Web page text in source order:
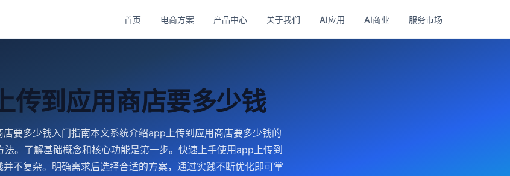
首页 电商方案 产品中心 关于我们 AI应用 AI商业 服务市场
传到应用商店要多少钱
要多少钱入门指南本文系统介绍app上传到应用商店要多少钱的
法。了解基础概念和核心功能是第一步。快速上手使用app上传到
并不复杂。明确需求后选择合适的方案，通过实践不断优化即可掌